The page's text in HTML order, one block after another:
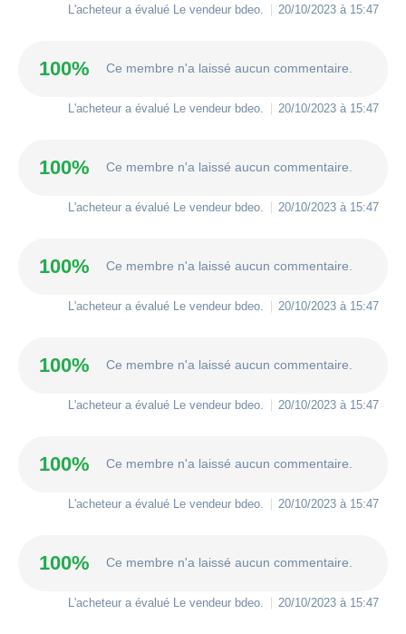
L'acheteur a évalué Le vendeur bdeo 20/10/2023 à 15:47
100% Ce membre n'a laissé aucun commentaire.
L'acheteur a évalué Le vendeur bdeo 20/10/2023 à 15:47
100% Ce membre n'a laissé aucun commentaire.
L'acheteur a évalué Le vendeur bdeo 20/10/2023 à 15:47
100% Ce membre n'a laissé aucun commentaire.
L'acheteur a évalué Le vendeur bdeo 20/10/2023 à 15:47
100% Ce membre n'a laissé aucun commentaire.
L'acheteur a évalué Le vendeur bdeo 20/10/2023 à 15:47
100% Ce membre n'a laissé aucun commentaire.
L'acheteur a évalué Le vendeur bdeo 20/10/2023 à 15:47
100% Ce membre n'a laissé aucun commentaire.
L'acheteur a évalué Le vendeur bdeo 20/10/2023 à 15:47